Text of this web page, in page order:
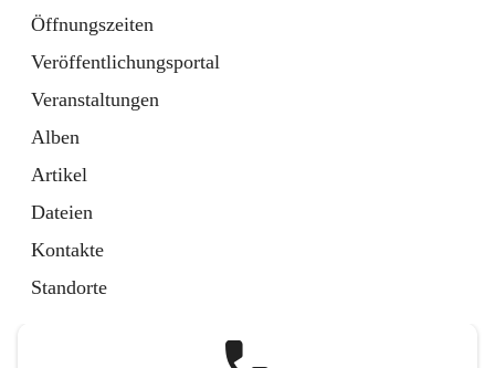
Öffnungszeiten
Veröffentlichungsportal
Veranstaltungen
Alben
Artikel
Dateien
Kontakte
Standorte